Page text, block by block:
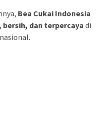
Bea Cukai Indonesia
dan terpercaya di